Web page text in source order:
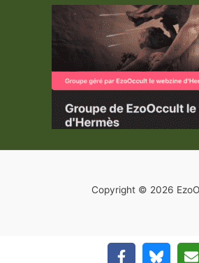
Copyright © 2026
Quitter la version